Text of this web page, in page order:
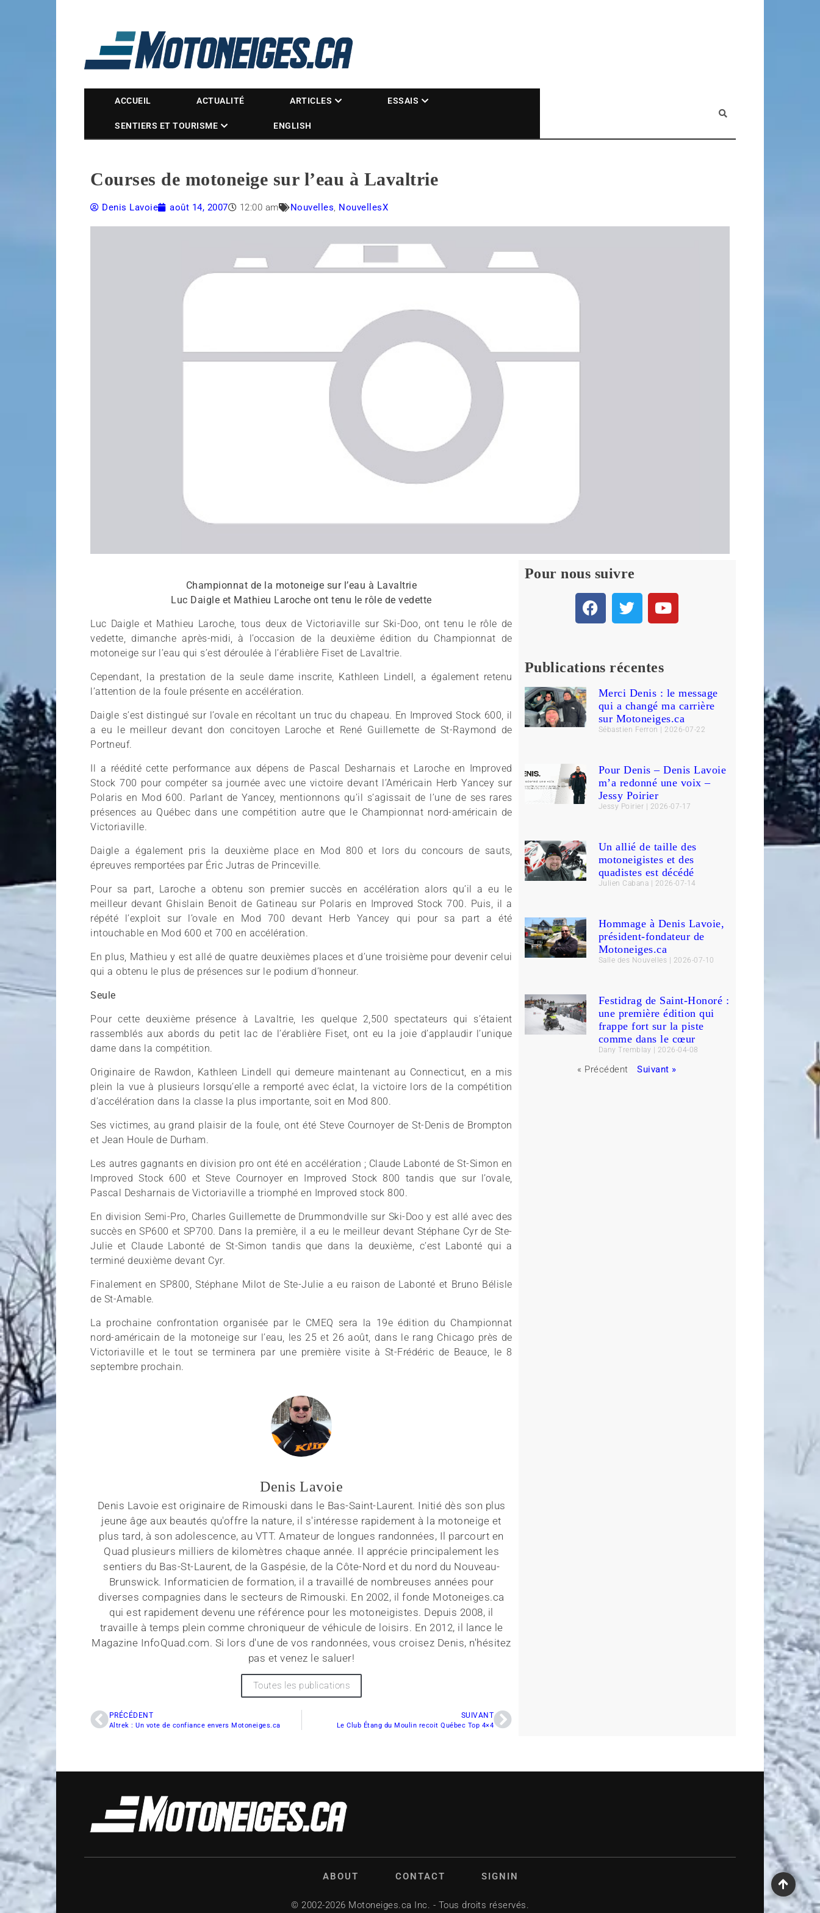
Magazine Motoneiges.ca
ACCUEIL ACTUALITÉ ARTICLES ESSAIS
SENTIERS ET TOURISME ENGLISH
Courses de motoneige sur l’eau à Lavaltrie
Denis Lavoie août 14, 2007 12:00 am Nouvelles, NouvellesX
Championnat de la motoneige sur l’eau à Lavaltrie
Luc Daigle et Mathieu Laroche ont tenu le rôle de vedette
Luc Daigle et Mathieu Laroche, tous deux de Victoriaville sur Ski-Doo, ont tenu le rôle de
vedette, dimanche après-midi, à l’occasion de la deuxième édition du Championnat de
motoneige sur l’eau qui s’est déroulée à l’érablière Fiset de Lavaltrie.
Cependant, la prestation de la seule dame inscrite, Kathleen Lindell, a également retenu
l’attention de la foule présente en accélération.
Daigle s’est distingué sur l’ovale en récoltant un truc du chapeau. En Improved Stock 600, il
a eu le meilleur devant don concitoyen Laroche et René Guillemette de St-Raymond de
Portneuf.
Il a réédité cette performance aux dépens de Pascal Desharnais et Laroche en Improved
Stock 700 pour compéter sa journée avec une victoire devant l’Américain Herb Yancey sur
Polaris en Mod 600. Parlant de Yancey, mentionnons qu’il s’agissait de l’une de ses rares
présences au Québec dans une compétition autre que le Championnat nord-américain de
Victoriaville.
Daigle a également pris la deuxième place en Mod 800 et lors du concours de sauts,
épreuves remportées par Éric Jutras de Princeville.
Pour sa part, Laroche a obtenu son premier succès en accélération alors qu’il a eu le
meilleur devant Ghislain Benoit de Gatineau sur Polaris en Improved Stock 700. Puis, il a
répété l’exploit sur l’ovale en Mod 700 devant Herb Yancey qui pour sa part a été
intouchable en Mod 600 et 700 en accélération.
En plus, Mathieu y est allé de quatre deuxièmes places et d’une troisième pour devenir celui
qui a obtenu le plus de présences sur le podium d’honneur.
Seule
Pour cette deuxième présence à Lavaltrie, les quelque 2,500 spectateurs qui s’étaient
rassemblés aux abords du petit lac de l’érablière Fiset, ont eu la joie d’applaudir l’unique
dame dans la compétition.
Originaire de Rawdon, Kathleen Lindell qui demeure maintenant au Connecticut, en a mis
plein la vue à plusieurs lorsqu’elle a remporté avec éclat, la victoire lors de la compétition
d’accélération dans la classe la plus importante, soit en Mod 800.
Ses victimes, au grand plaisir de la foule, ont été Steve Cournoyer de St-Denis de Brompton
et Jean Houle de Durham.
Les autres gagnants en division pro ont été en accélération ; Claude Labonté de St-Simon en
Improved Stock 600 et Steve Cournoyer en Improved Stock 800 tandis que sur l’ovale,
Pascal Desharnais de Victoriaville a triomphé en Improved stock 800.
En division Semi-Pro, Charles Guillemette de Drummondville sur Ski-Doo y est allé avec des
succès en SP600 et SP700. Dans la première, il a eu le meilleur devant Stéphane Cyr de Ste-
Julie et Claude Labonté de St-Simon tandis que dans la deuxième, c’est Labonté qui a
terminé deuxième devant Cyr.
Finalement en SP800, Stéphane Milot de Ste-Julie a eu raison de Labonté et Bruno Bélisle
de St-Amable.
La prochaine confrontation organisée par le CMEQ sera la 19e édition du Championnat
nord-américain de la motoneige sur l’eau, les 25 et 26 août, dans le rang Chicago près de
Victoriaville et le tout se terminera par une première visite à St-Frédéric de Beauce, le 8
septembre prochain.
Denis Lavoie
Denis Lavoie est originaire de Rimouski dans le Bas-Saint-Laurent. Initié dès son plus
jeune âge aux beautés qu'offre la nature, il s'intéresse rapidement à la motoneige et
plus tard, à son adolescence, au VTT. Amateur de longues randonnées, Il parcourt en
Quad plusieurs milliers de kilomètres chaque année. Il apprécie principalement les
sentiers du Bas-St-Laurent, de la Gaspésie, de la Côte-Nord et du nord du Nouveau-
Brunswick. Informaticien de formation, il a travaillé de nombreuses années pour
diverses compagnies dans le secteurs de Rimouski. En 2002, il fonde Motoneiges.ca
qui est rapidement devenu une référence pour les motoneigistes. Depuis 2008, il
travaille à temps plein comme chroniqueur de véhicule de loisirs. En 2012, il lance le
Magazine InfoQuad.com. Si lors d'une de vos randonnées, vous croisez Denis, n'hésitez
pas et venez le saluer!
Toutes les publications
PRÉCÉDENT
Altrek : Un vote de confiance envers Motoneiges.ca
SUIVANT
Le Club Étang du Moulin recoit Québec Top 4×4
Pour nous suivre
Publications récentes
Merci Denis : le message
qui a changé ma carrière
sur Motoneiges.ca
Sébastien Ferron 2026-07-22
Pour Denis – Denis Lavoie
m’a redonné une voix –
Jessy Poirier
Jessy Poirier 2026-07-17
Un allié de taille des
motoneigistes et des
quadistes est décédé
Julien Cabana 2026-07-14
Hommage à Denis Lavoie,
président-fondateur de
Motoneiges.ca
Salle des Nouvelles 2026-07-10
Festidrag de Saint-Honoré :
une première édition qui
frappe fort sur la piste
comme dans le cœur
Dany Tremblay 2026-04-08
« Précédent Suivant »
ABOUT CONTACT SIGNIN
© 2002-2026 Motoneiges.ca Inc. - Tous droits réservés.